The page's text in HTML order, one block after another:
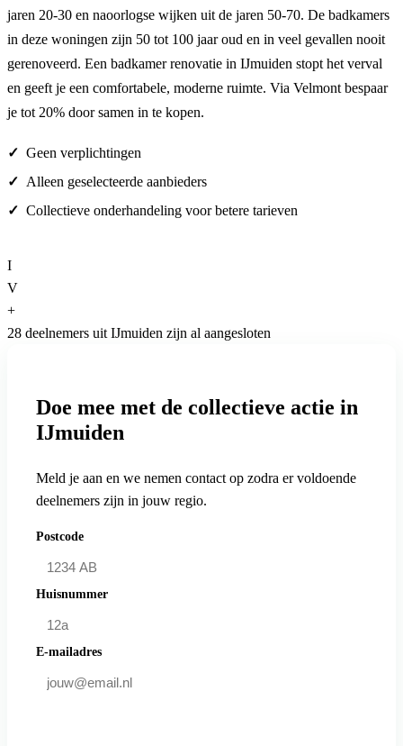
jaren 20-30 en naoorlogse wijken uit de jaren 50-70. De badkamers
in deze woningen zijn 50 tot 100 jaar oud en in veel gevallen nooit
gerenoveerd. Een badkamer renovatie in IJmuiden stopt het verval
en geeft je een comfortabele, moderne ruimte. Via Velmont bespaar
je tot 20% door samen in te kopen.
Geen verplichtingen
Alleen geselecteerde aanbieders
Collectieve onderhandeling voor betere tarieven
I
V
+
28 deelnemers uit IJmuiden zijn al aangesloten
Doe mee met de collectieve actie in
IJmuiden
Meld je aan en we nemen contact op zodra er voldoende
deelnemers zijn in jouw regio.
Postcode
Huisnummer
E-mailadres